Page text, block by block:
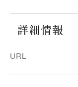
詳細情報
URL